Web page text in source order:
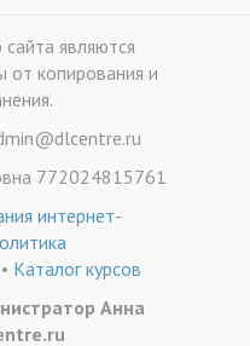
являются
от копирования и
772024815761
интернет-
• Каталог курсов
Анна